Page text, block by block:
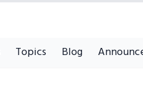
Topics Blog